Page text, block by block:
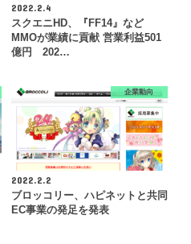
2022.2.4
スクエニHD、『FF14』など
MMOが業績に貢献 営業利益501
億円 202…
企業動向
2022.2.2
ブロッコリー、ハピネットと共同
EC事業の発足を発表